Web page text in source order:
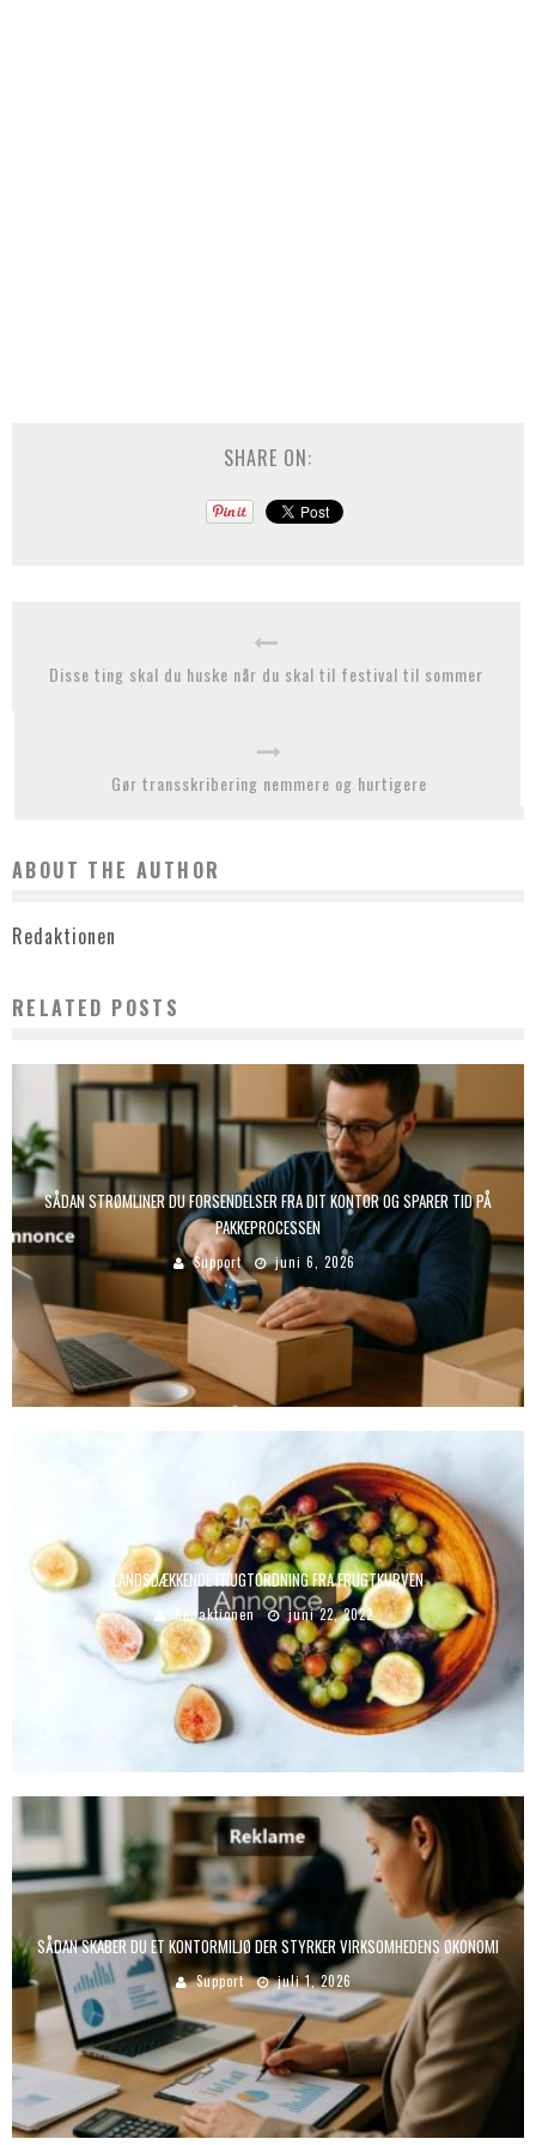
SHARE ON:
Disse ting skal du huske når du skal til festival til sommer
Gør transskribering nemmere og hurtigere
ABOUT THE AUTHOR
Redaktionen
RELATED POSTS
SÅDAN STRØMLINER DU FORSENDELSER FRA DIT KONTOR OG SPARER TID PÅ
PAKKEPROCESSEN
Support juni 6, 2026
LANDSDÆKKENDE FRUGTORDNING FRA FRUGTKURVEN
Redaktionen juni 22, 2022
SÅDAN SKABER DU ET KONTORMILJØ DER STYRKER VIRKSOMHEDENS ØKONOMI
Support juli 1, 2026